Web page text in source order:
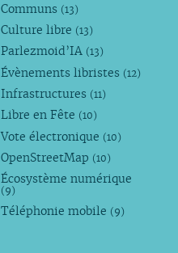
Communs (13)
Culture libre (13)
Parlezmoid’IA (13)
Évènements libristes (12)
Infrastructures (11)
Libre en Fête (10)
Vote électronique (10)
OpenStreetMap (10)
Écosystème numérique
(9)
Téléphonie mobile (9)